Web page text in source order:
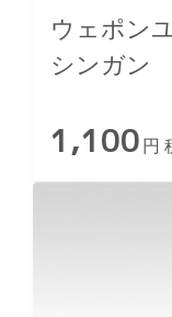
ウェポン
シンガン
1,100 円